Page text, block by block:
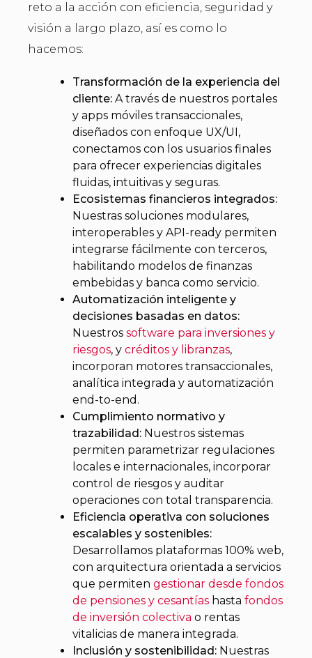
reto a la acción con eficiencia, seguridad y
visión a largo plazo, así es como lo
hacemos:
Transformación de la experiencia del
cliente: A través de nuestros portales
y apps móviles transaccionales,
diseñados con enfoque UX/UI,
conectamos con los usuarios finales
para ofrecer experiencias digitales
fluidas, intuitivas y seguras.
Ecosistemas financieros integrados:
Nuestras soluciones modulares,
interoperables y API-ready permiten
integrarse fácilmente con terceros,
habilitando modelos de finanzas
embebidas y banca como servicio.
Automatización inteligente y
decisiones basadas en datos:
Nuestros software para inversiones y
riesgos, y créditos y libranzas,
incorporan motores transaccionales,
analítica integrada y automatización
end-to-end.
Cumplimiento normativo y
trazabilidad: Nuestros sistemas
permiten parametrizar regulaciones
locales e internacionales, incorporar
control de riesgos y auditar
operaciones con total transparencia.
Eficiencia operativa con soluciones
escalables y sostenibles:
Desarrollamos plataformas 100% web,
con arquitectura orientada a servicios
que permiten gestionar desde fondos
de pensiones y cesantías hasta fondos
de inversión colectiva o rentas
vitalicias de manera integrada.
Inclusión y sostenibilidad: Nuestras